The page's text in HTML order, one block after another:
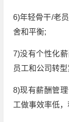
6)年轻骨干/老
舍和平衡;
7)没有个性化
员工和公司转
8)现有薪酬管
工做事效率低